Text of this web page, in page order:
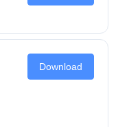
Download